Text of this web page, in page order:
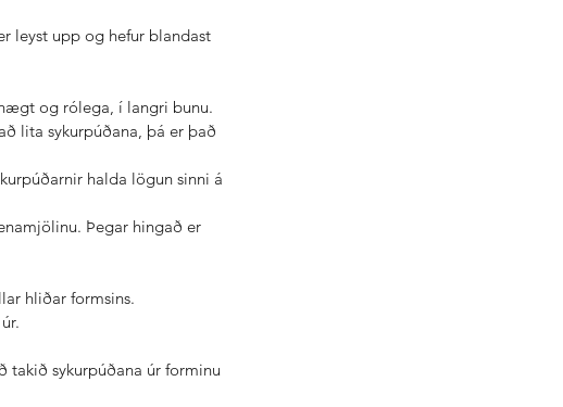
leyst upp og hefur blandast
og rólega, í langri bunu.
lita sykurpúðana, þá er það
halda lögun sinni á
Þegar hingað er
hliðar formsins.
takið sykurpúðana úr forminu